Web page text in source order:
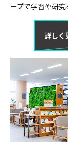
ープで学習や研究
詳しく